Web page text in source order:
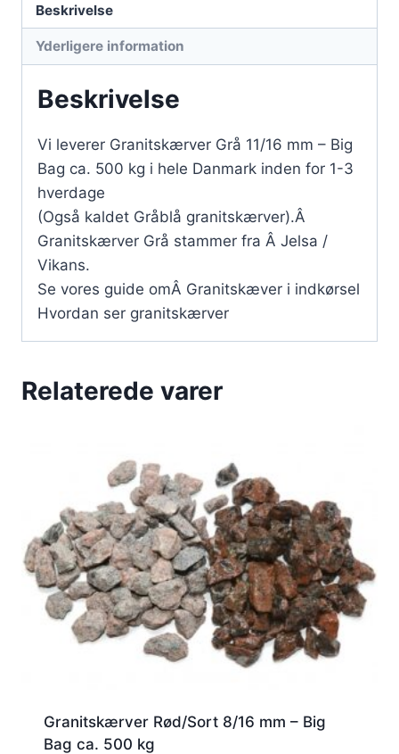
Beskrivelse
Yderligere information
Beskrivelse
Vi leverer Granitskærver Grå 11/16 mm – Big
Bag ca. 500 kg i hele Danmark inden for 1-3
hverdage
(Også kaldet Gråblå granitskærver).Â
Granitskærver Grå stammer fra Â Jelsa /
Vikans.
Se vores guide omÂ Granitskæver i indkørsel
Hvordan ser granitskærver
Relaterede varer
Granitskærver Rød/Sort 8/16 mm – Big
Bag ca. 500 kg